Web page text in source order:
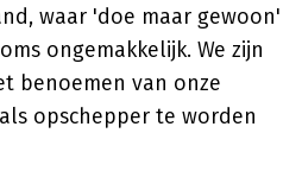
waar 'doe maar gewoon'
ongemakkelijk. We zijn
benoemen van onze
opschepper te worden